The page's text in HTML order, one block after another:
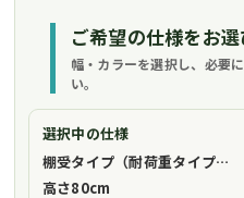
ご希望の仕様をお選
幅・カラーを選択し、必要
い。
選択中の仕様
棚受タイプ（耐荷重タイプ）
高さ80cm